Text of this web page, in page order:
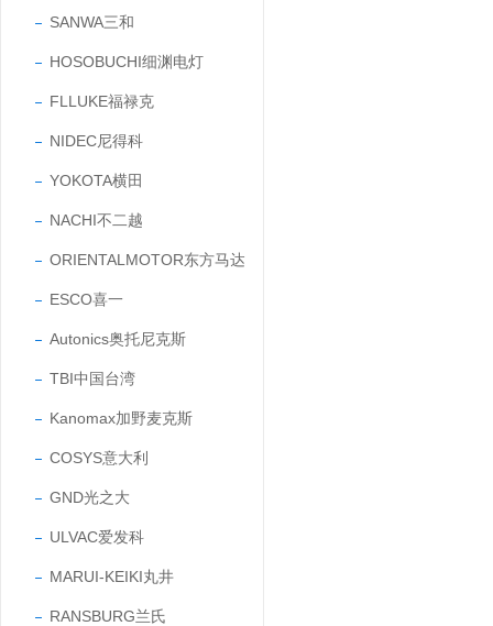
SANWA三和
HOSOBUCHI细渊电灯
FLLUKE福禄克
NIDEC尼得科
YOKOTA横田
NACHI不二越
ORIENTALMOTOR东方马达
ESCO喜一
Autonics奥托尼克斯
TBI中国台湾
Kanomax加野麦克斯
COSYS意大利
GND光之大
ULVAC爱发科
MARUI-KEIKI丸井
RANSBURG兰氏